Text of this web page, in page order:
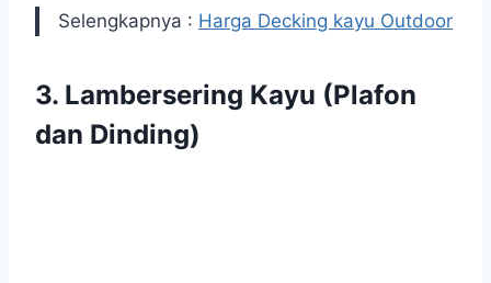
Selengkapnya : Harga Decking kayu Outdoor
3. Lambersering Kayu (Plafon
dan Dinding)